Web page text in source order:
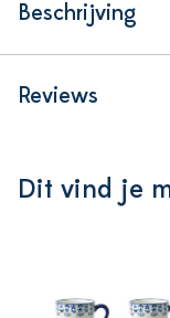
Beschrijving
Reviews
Dit vind je